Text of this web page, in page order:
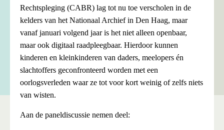
Rechtspleging (CABR) lag tot nu toe verscholen in de
kelders van het Nationaal Archief in Den Haag, maar
vanaf januari volgend jaar is het niet alleen openbaar,
maar ook digitaal raadpleegbaar. Hierdoor kunnen
kinderen en kleinkinderen van daders, meelopers én
slachtoffers geconfronteerd worden met een
oorlogsverleden waar ze tot voor kort weinig of zelfs niets
van wisten.
Aan de paneldiscussie nemen deel: